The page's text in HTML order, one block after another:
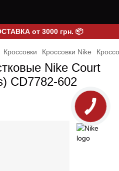
от 3000 грн. 📦
Кроссовки Кроссовки Nike
Nike Court
CD7782-602